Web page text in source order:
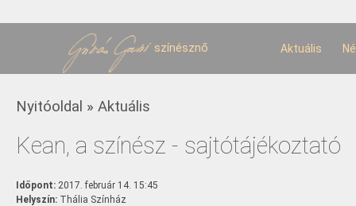
színésznő Aktuális
Jelenlegi hely
Nyitóoldal » Aktuális
Kean, a színész - sajtótájékoztató
Időpont: 2017. február 14. 15:45
Helyszín: Thália Színház